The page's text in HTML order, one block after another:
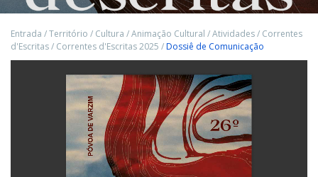
Entrada /Território / Cultura /Animação Cultural /Atividades/ Correntes
d'Escritas/ Correntes d'Escritas 2025 /Dossiê de Comunicação